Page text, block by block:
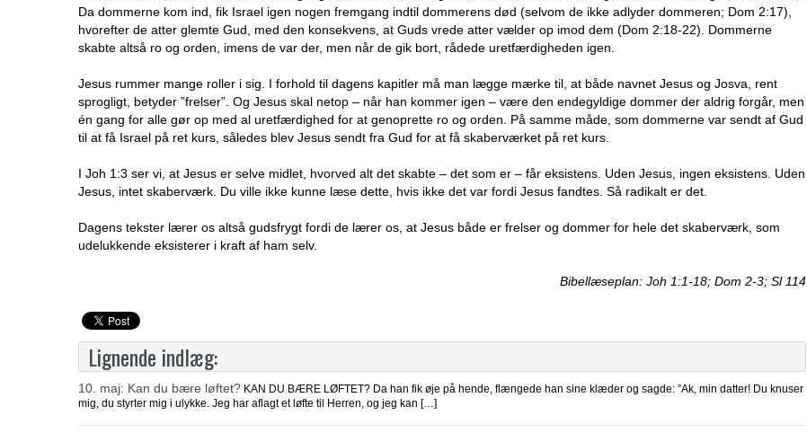
Da dommerne kom ind, fik Israel igen nogen fremgang indtil dommerens død (selvom de ikke adlyder dommeren; Dom 2:17),
hvorefter de atter glemte Gud, med den konsekvens, at Guds vrede atter vælder op imod dem (Dom 2:18-22). Dommerne
skabte altså ro og orden, imens de var der, men når de gik bort, rådede uretfærdigheden igen.
Jesus rummer mange roller i sig. I forhold til dagens kapitler må man lægge mærke til, at både navnet Jesus og Josva, rent
sprogligt, betyder ”frelser”. Og Jesus skal netop – når han kommer igen – være den endegyldige dommer der aldrig forgår, men
én gang for alle gør op med al uretfærdighed for at genoprette ro og orden. På samme måde, som dommerne var sendt af Gud
til at få Israel på ret kurs, således blev Jesus sendt fra Gud for at få skaberværket på ret kurs.
I Joh 1:3 ser vi, at Jesus er selve midlet, hvorved alt det skabte – det som er – får eksistens. Uden Jesus, ingen eksistens. Uden
Jesus, intet skaberværk. Du ville ikke kunne læse dette, hvis ikke det var fordi Jesus fandtes. Så radikalt er det.
Dagens tekster lærer os altså gudsfrygt fordi de lærer os, at Jesus både er frelser og dommer for hele det skaberværk, som
udelukkende eksisterer i kraft af ham selv.
Bibellæseplan: Joh 1:1-18; Dom 2-3; Sl 114
Lignende indlæg:
10. maj: Kan du bære løftet? KAN DU BÆRE LØFTET? Da han fik øje på hende, flængede han sine klæder og sagde: ”Ak, min datter! Du knuser
mig, du styrter mig i ulykke. Jeg har aflagt et løfte til Herren, og jeg kan […]